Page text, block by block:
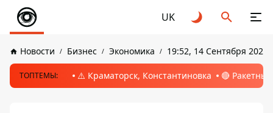
UK
Новости Бизнес Экономика 19:52, 14 Сентября 2021
ТОПТЕМЫ: ⚠️ Краматорск, Константиновка 🔴